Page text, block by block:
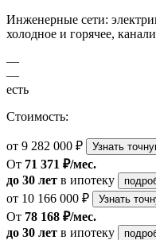
Инженерные сети:
холодное и горячее,
—
—
есть
Стоимость:
от 9 282 000 ₽ Узнать
От 71 371 ₽/мес.
до 30 лет в ипотеку
от 10 166 000 ₽ Узнать
От 78 168 ₽/мес.
до 30 лет в ипотеку